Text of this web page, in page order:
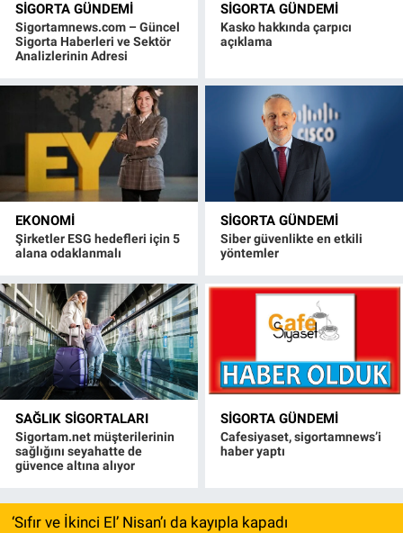
SIGORTA GÜNDEMI
Sigortamnews.com – Güncel
Sigorta Haberleri ve Sektör
Analizlerinin Adresi
SIGORTA GÜNDEMI
Kasko hakkında çarpıcı
açıklama
EKONOMI
Şirketler ESG hedefleri için 5
alana odaklanmalı
SIGORTA GÜNDEMI
Siber güvenlikte en etkili
yöntemler
SAĞLIK SIGORTALARI
Sigortam.net müşterilerinin
sağlığını seyahatte de
güvence altına alıyor
SIGORTA GÜNDEMI
Cafesiyaset, sigortamnews’i
haber yaptı
‘Sıfır ve İkinci El’ Nisan’ı da kayıpla kapadı